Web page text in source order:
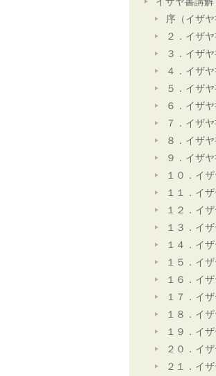
序（イザ
２．イザ
３．イザ
４．イザ
５．イザ
６．イザ
７．イザ
８．イザ
９．イザ
１０．イ
１１．イ
１２．イ
１３．イ
１４．イ
１５．イ
１６．イ
１７．イ
１８．イ
１９．イ
２０．イ
２１．イ